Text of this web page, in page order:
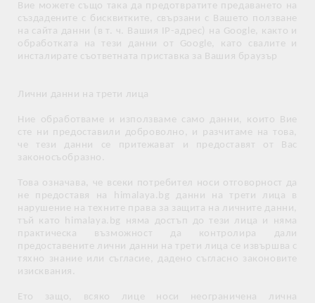
Вие можете също така да предотвратите предаването на
създадените с бисквитките, свързани с Вашето ползване
на сайта данни (в т. ч. Вашия IP-адрес) на Google, както и
обработката на тези данни от Google, като свалите и
инсталирате съответната приставка за Вашия браузър
Лични данни на трети лица
Ние обработваме и използваме само данни, които Вие
сте ни предоставили доброволно, и разчитаме на това,
че тези данни се притежават и предоставят от Вас
законосъобразно.
Това означава, че всеки потребител носи отговорност да
не предоставя на himalaya.bg данни на трети лица в
нарушение на техните права за защита на личните данни,
тъй като himalaya.bg няма достъп до тези лица и няма
практическа възможност да контролира дали
предоставените лични данни на трети лица се извършва с
тяхно знание или съгласие, дадено съгласно законовите
изисквания.
Ето защо, всяко лице носи неограничена лична